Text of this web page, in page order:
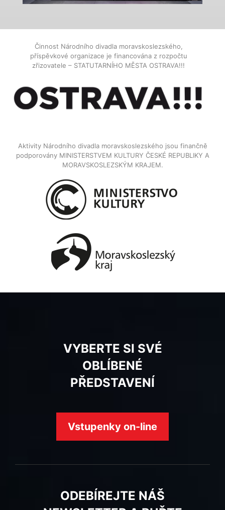
Činnost Národního divadla moravskoslezského,
příspěvkové organizace je financována z rozpočtu
zřizovatele – STATUTARNÍHO MĚSTA OSTRAVA!!!
Aktivity Národního divadla moravskoslezského jsou finančně
podporovány MINISTERSTVEM KULTURY ČESKÉ REPUBLIKY A
MORAVSKOSLEZSKÝM KRAJEM.
VYBERTE SI SVÉ
OBLÍBENÉ
PŘEDSTAVENÍ
Vstupenky on-line
ODEBÍREJTE NÁŠ